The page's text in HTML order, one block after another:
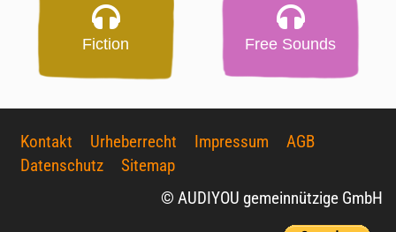
Fiction Free Sounds
Kontakt Urheberrecht Impressum
AGB
Datenschutz
Sitemap
© AUDIYOU gemeinnützige GmbH